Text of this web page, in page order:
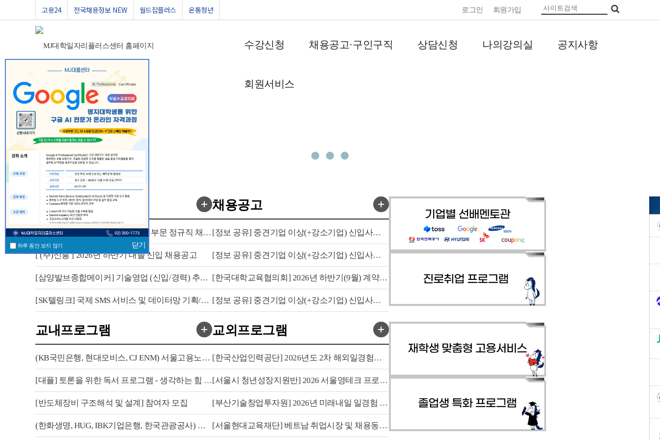
고용24 전국채용정보 NEW 월드잡플러스 온통청년 로그인 회원가입
수강신청 채용공고·구인구직 상담신청 나의강의실 공지사항
회원서비스
추천채용
[ (주)아이쓰리시스템 ] 구매 신입부문 정규직 채용 공고
[ (주)신흥 ] 2026년 하반기 대졸 신입 채용공고
[삼양발브종합메이커] 기술영업 (신입/경력) 추천 채용
[SK텔링크] 국제 SMS 서비스 및 데이터망 기획/운용(채용연계형)...
채용공고
[정보 공유] 중견기업 이상(+강소기업) 신입사원 채용 공고 공유...
[정보 공유] 중견기업 이상(+강소기업) 신입사원 채용 공고 공유...
[한국대학교육협의회] 2026년 하반기(9월) 계약직 신규직원 채용...
[정보 공유] 중견기업 이상(+강소기업) 신입사원 채용 공고 공유...
교내프로그램
(KB국민은행, 현대모비스, CJ ENM) 서울고용노동청과 함께하는 ...
[대플] 토론을 위한 독서 프로그램 - 생각하는 힘 프로젝트 참여...
[반도체장비 구조해석 및 설계] 참여자 모집
(한화생명, HUG, IBK기업은행, 한국관광공사) 서울고용노동청과 ...
교외프로그램
[한국산업인력공단] 2026년도 2차 해외일경험지원사업 서포터즈 ...
[서울시 청년성장지원반] 2026 서울영테크 프로그램 안내
[부산기술창업투자원] 2026년 미래내일 일경험 인턴십 2차프로그...
[서울현대교육재단] 베트남 취업시장 및 채용동향 설명회 안내
하루 동안 보지 않기 닫기